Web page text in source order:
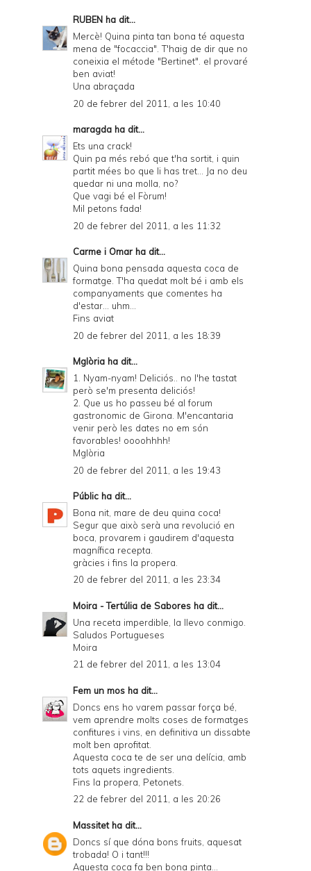
RUBEN ha dit...
Mercè! Quina pinta tan bona té aquesta
mena de "focaccia". T'haig de dir que no
coneixia el métode "Bertinet". el provaré
ben aviat!
Una abraçada
20 de febrer del 2011, a les 10:40
maragda ha dit...
Ets una crack!
Quin pa més rebó que t'ha sortit, i quin
partit mées bo que li has tret... Ja no deu
quedar ni una molla, no?
Que vagi bé el Fòrum!
Mil petons fada!
20 de febrer del 2011, a les 11:32
Carme i Omar ha dit...
Quina bona pensada aquesta coca de
formatge. T'ha quedat molt bé i amb els
companyaments que comentes ha
d'estar... uhm...
Fins aviat
20 de febrer del 2011, a les 18:39
Mglòria ha dit...
1. Nyam-nyam! Deliciós.. no l'he tastat
però se'm presenta deliciós!
2. Que us ho passeu bé al forum
gastronomic de Girona. M'encantaria
venir però les dates no em són
favorables! oooohhhh!
Mglòria
20 de febrer del 2011, a les 19:43
Públic ha dit...
Bona nit, mare de deu quina coca!
Segur que això serà una revolució en
boca, provarem i gaudirem d'aquesta
magnífica recepta.
gràcies i fins la propera.
20 de febrer del 2011, a les 23:34
Moira - Tertúlia de Sabores ha dit...
Una receta imperdible, la llevo conmigo.
Saludos Portugueses
Moira
21 de febrer del 2011, a les 13:04
Fem un mos ha dit...
Doncs ens ho varem passar força bé,
vem aprendre molts coses de formatges
confitures i vins, en definitiva un dissabte
molt ben aprofitat.
Aquesta coca te de ser una delícia, amb
tots aquets ingredients.
Fins la propera, Petonets.
22 de febrer del 2011, a les 20:26
Massitetha dit...
Doncs sí que dóna bons fruits, aquesat
trobada! O i tant!!!
Aquesta coca fa ben bona pinta...